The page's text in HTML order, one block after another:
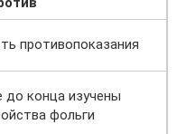
противопоказания
до конца изучены
фольги